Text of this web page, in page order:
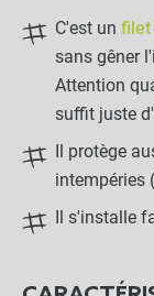
C'est un filet
sans gêner
Attention
suffit juste
Il protège
intempéries
Il s'installe